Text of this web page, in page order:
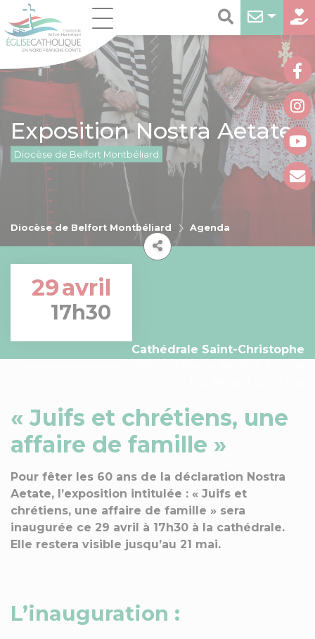
Exposition Nostra Aetate
Diocèse de Belfort Montbéliard
Diocèse de Belfort Montbéliard Agenda
29avril
17h30
Cathédrale Saint-Christophe
« Juifs et chrétiens, une
affaire de famille »
Pour fêter les 60 ans de la déclaration Nostra
Aetate, l’exposition intitulée : « Juifs et
chrétiens, une affaire de famille » sera
inaugurée ce 29 avril à 17h30 à la cathédrale.
Elle restera visible jusqu’au 21 mai.
L’inauguration :